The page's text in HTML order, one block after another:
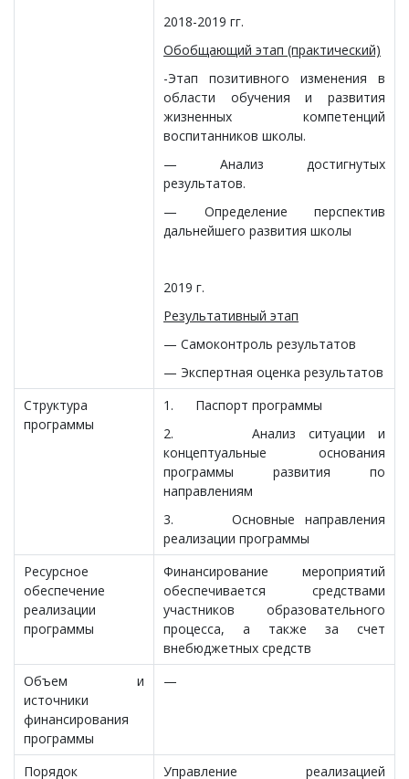
2018-2019 гг.
Обобщающий этап (практический)
-Этап позитивного изменения в
области обучения и развития
жизненных компетенций
воспитанников школы.
— Анализ достигнутых
результатов.
— Определение перспектив
дальнейшего развития школы
2019 г.
Результативный этап
— Самоконтроль результатов
— Экспертная оценка результатов
Структура
программы
1. Паспорт программы
2. Анализ ситуации и
концептуальные основания
программы развития по
направлениям
3. Основные направления
реализации программы
Ресурсное
обеспечение
реализации
программы
Финансирование мероприятий
обеспечивается средствами
участников образовательного
процесса, а также за счет
внебюджетных средств
Объем и
источники
финансирования
программы
—
Порядок Управление реализацией